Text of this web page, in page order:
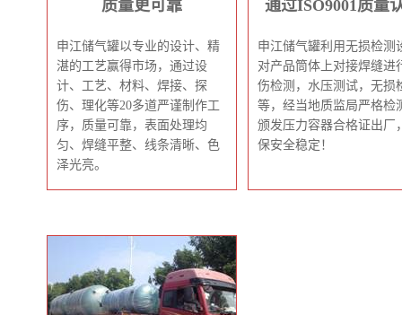
质量更可靠
申江储气罐以专业的设计、精
湛的工艺赢得市场，通过设
计、工艺、材料、焊接、探
伤、理化等20多道严谨制作工
序，质量可靠，表面处理均
匀、焊缝平整、线条清晰、色
泽光亮。
通过ISO9001质量
申江储气罐利用无损检测
对产品筒体上对接焊缝进
伤检测，水压测试，无损
等，经当地质监局严格检
颁发压力容器合格证出厂
保安全稳定！